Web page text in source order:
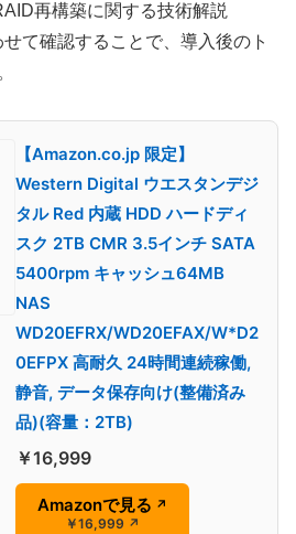
再構築に関する技術解説
て確認することで、導入後のト
【Amazon.co.jp 限定】
Western Digital ウエスタンデジ
タル Red 内蔵 HDD ハードディ
スク 2TB CMR 3.5インチ SATA
5400rpm キャッシュ64MB
NAS
WD20EFRX/WD20EFAX/W*D2
0EFPX 高耐久 24時間連続稼働,
静音, データ保存向け(整備済み
品)(容量：2TB)
￥16,999
Amazonで見る ↗
￥16,999 ↗